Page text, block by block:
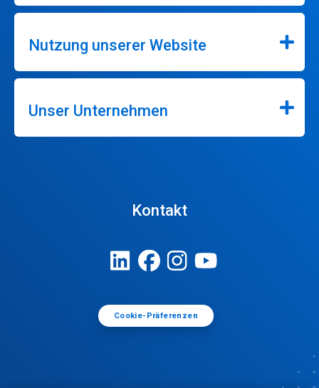
Nutzung unserer Website
Unser Unternehmen
Kontakt
Cookie-Präferenzen